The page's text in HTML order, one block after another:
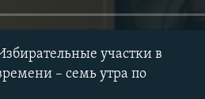
участки в
– семь утра по